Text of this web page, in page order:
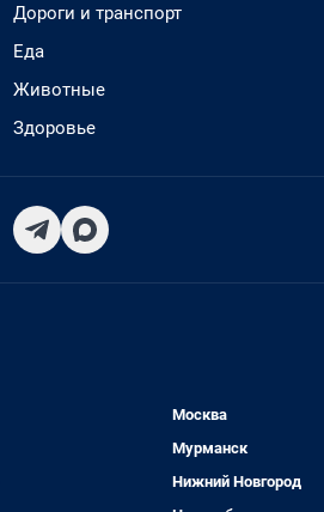
Дороги и транспорт
Еда
Животные
Здоровье
Москва
Мурманск
Нижний Новгород